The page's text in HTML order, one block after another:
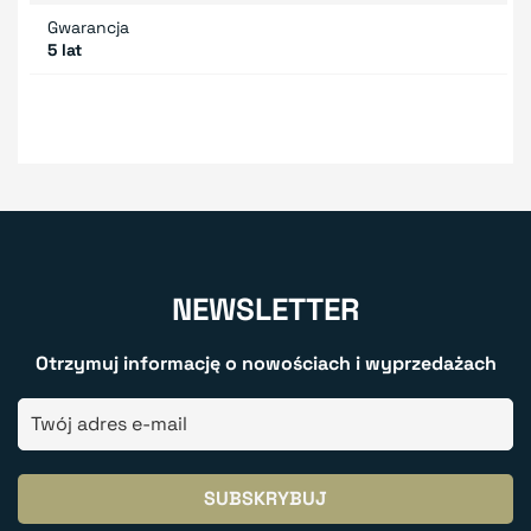
Gwarancja
5 lat
NEWSLETTER
Otrzymuj informację o nowościach i wyprzedażach